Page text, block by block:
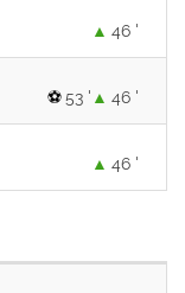
46 '
46 '
53 '
46 '